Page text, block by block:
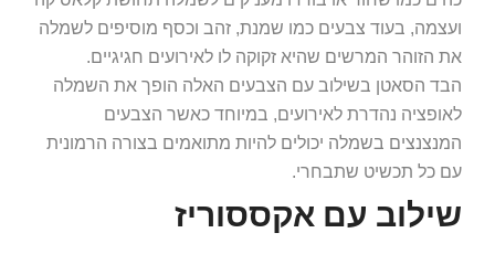
ועצמה, בעוד צבעים כמו שמנת, זהב וכסף מוסיפים לשמלה
את הזוהר המרשים שהיא זקוקה לו לאירועים חגיגיים.
הבד הסאטן בשילוב עם הצבעים האלה הופך את השמלה
לאופציה נהדרת לאירועים, במיוחד כאשר הצבעים
המנצנצים בשמלה יכולים להיות מתואמים בצורה הרמונית
עם כל תכשיט שתבחרי.
שילוב עם אקססוריז